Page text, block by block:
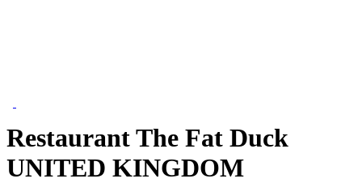
Restaurant The Fat Duck
UNITED KINGDOM